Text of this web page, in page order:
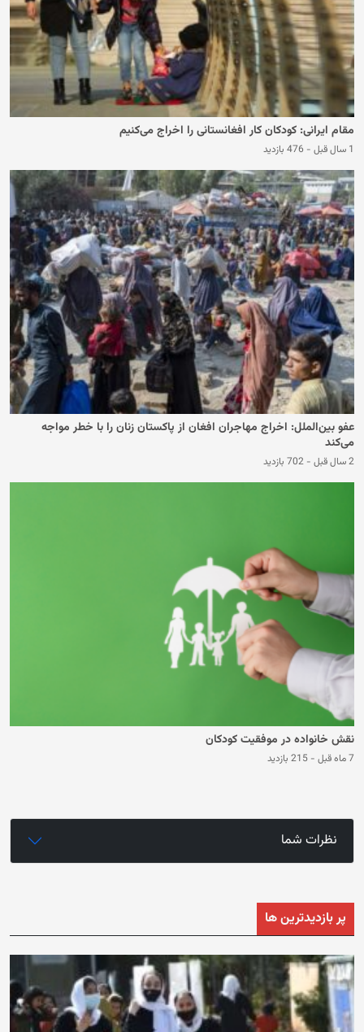
مقام ایرانی: کودکان کار افغانستانی را اخراج می‌کنیم
1 سال قبل - 476 بازدید
عفو بین‌الملل: اخراج مهاجران افغان از پاکستان زنان را با خطر مواجه
می‌کند
2 سال قبل - 702 بازدید
نقش خانواده در موفقیت کودکان
7 ماه قبل - 215 بازدید
نظرات شما
پر بازدیدترین ها